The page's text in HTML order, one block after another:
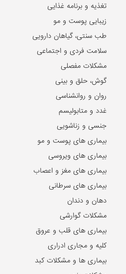
تغذیه و برنامه غذایی
زیبایی پوست و مو
طب سنتی، گیاهان دارویی
سلامت فردی و اجتماعی
مشکلات مفصلی
گوش، حلق و بینی
روان و روانشناسی
غدد و متابولیسم
جنسی و زناشویی
بیماری های پوست و مو
بیماری های ویروسی
بیماری های مغز و اعصاب
بیماری های سرطانی
دهان و دندان
مشکلات گوارشی
بیماری های قلب و عروق
کلیه و مجاری ادراری
بیماری ها و مشکلات کبد